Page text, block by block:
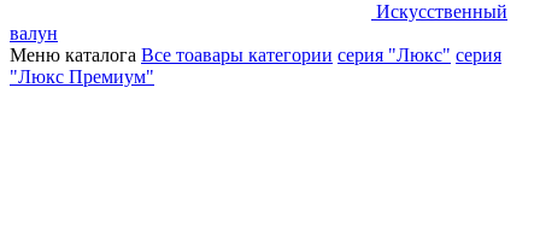
Искусственный
валун
Меню каталога Все тоавары категории серия "Люкс" серия
"Люкс Премиум"